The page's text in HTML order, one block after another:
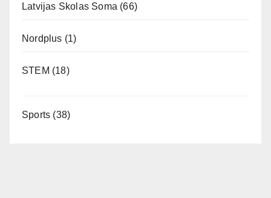
Latvijas Skolas Soma (66)
Nordplus (1)
STEM (18)
Sports (38)